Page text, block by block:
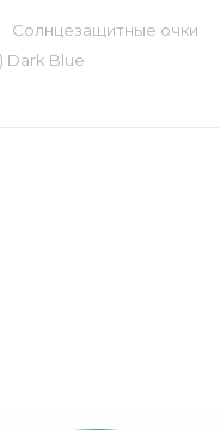
Солнцезащитные очки
Dark Blue